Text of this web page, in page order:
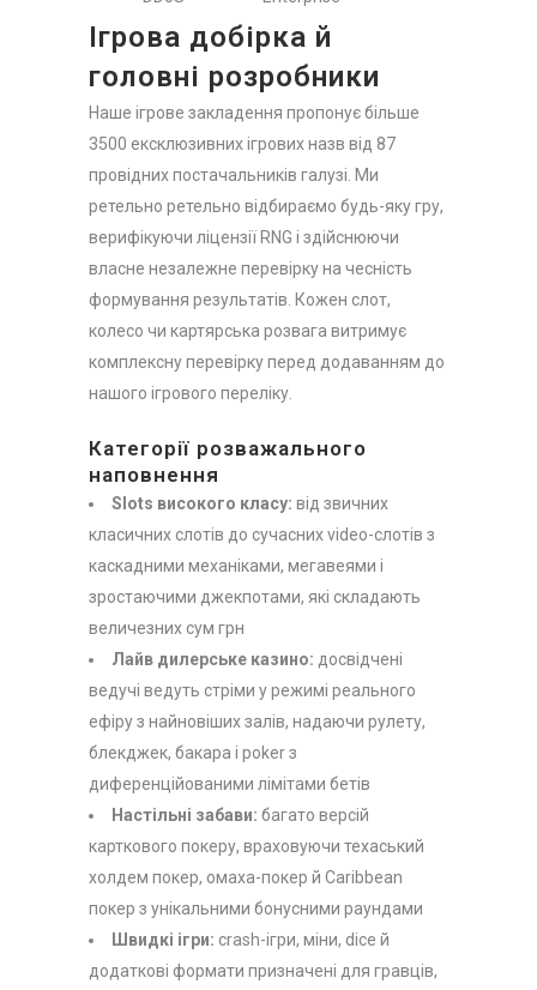
Ігрова добірка й
головні розробники
Наше ігрове закладення пропонує більше
3500 ексклюзивних ігрових назв від 87
провідних постачальників галузі. Ми
ретельно ретельно відбираємо будь-яку гру,
верифікуючи ліцензії RNG і здійснюючи
власне незалежне перевірку на чесність
формування результатів. Кожен слот,
колесо чи картярська розвага витримує
комплексну перевірку перед додаванням до
нашого ігрового переліку.
Категорії розважального
наповнення
Slots високого класу: від звичних
класичних слотів до сучасних video-слотів з
каскадними механіками, мегавеями і
зростаючими джекпотами, які складають
величезних сум грн
Лайв дилерське казино: досвідчені
ведучі ведуть стріми у режимі реального
ефіру з найновіших залів, надаючи рулету,
блекджек, бакара і poker з
диференційованими лімітами бетів
Настільні забави: багато версій
карткового покеру, враховуючи техаський
холдем покер, омаха-покер й Caribbean
покер з унікальними бонусними раундами
Швидкі ігри: crash-ігри, міни, dice й
додаткові формати призначені для гравців,